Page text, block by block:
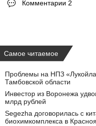
Комментарии 2
Самое читаемое
Проблемы на НПЗ
Тамбовской области
Инвестор из Воронежа
млрд рублей
Segezha договорилась с
биохимкомплекса в